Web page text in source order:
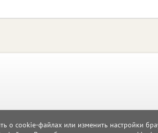
о cookie-файлах или изменить настройки